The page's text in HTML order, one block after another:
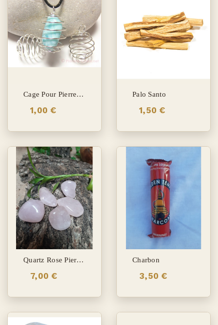
Cage Pour Pierre Roulée
1,00 €
Palo Santo
1,50 €
Quartz Rose Pierres Roulées
7,00 €
Charbon
3,50 €